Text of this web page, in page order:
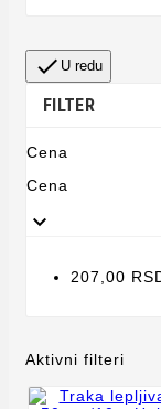
 U redu
FILTER
Cena
Cena

207,00
Aktivni filteri